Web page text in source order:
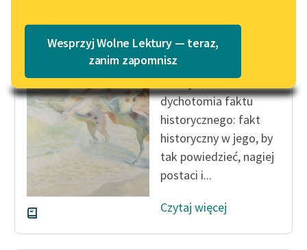
Lektury szkolne i klasyka
literatury do słuchania dla
uczennic i uczniów z
niepełnosprawnościami
E-kolekcja lektur
szkolnych i literatury do
słuchania dla uczennic i
niepełnosprawnościami
Feministyczne inspiracje.
Katalog w formacie PDF
Wesprzyj Wolne Lektury — teraz,
zanim zapomnisz
Modernizm polski
Istnieje zatem
dychotomia faktu
historycznego: fakt
historyczny w jego, by
tak powiedzieć, nagiej
postaci i...
Czytaj więcej